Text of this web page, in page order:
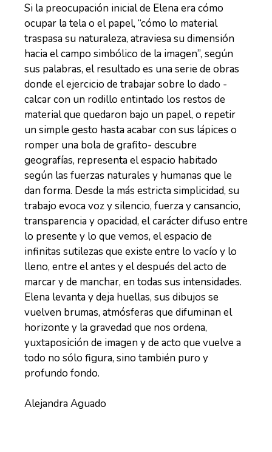
Si la preocupación inicial de Elena era cómo
ocupar la tela o el papel, “cómo lo material
traspasa su naturaleza, atraviesa su dimensión
hacia el campo simbólico de la imagen”, según
sus palabras, el resultado es una serie de obras
donde el ejercicio de trabajar sobre lo dado -
calcar con un rodillo entintado los restos de
material que quedaron bajo un papel, o repetir
un simple gesto hasta acabar con sus lápices o
romper una bola de grafito- descubre
geografías, representa el espacio habitado
según las fuerzas naturales y humanas que le
dan forma. Desde la más estricta simplicidad, su
trabajo evoca voz y silencio, fuerza y cansancio,
transparencia y opacidad, el carácter difuso entre
lo presente y lo que vemos, el espacio de
infinitas sutilezas que existe entre lo vacío y lo
lleno, entre el antes y el después del acto de
marcar y de manchar, en todas sus intensidades.
Elena levanta y deja huellas, sus dibujos se
vuelven brumas, atmósferas que difuminan el
horizonte y la gravedad que nos ordena,
yuxtaposición de imagen y de acto que vuelve a
todo no sólo figura, sino también puro y
profundo fondo.
Alejandra Aguado